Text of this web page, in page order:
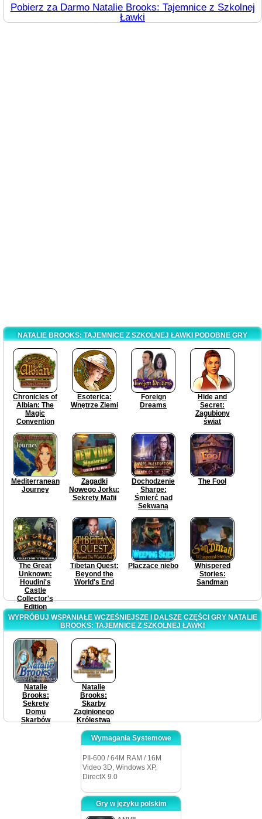
Pobierz za Darmo Natalie Brooks: Tajemnice z Szkolnej
Ławki
NATALIE BROOKS: TAJEMNICE Z SZKOLNEJ ŁAWKI PODOBNE GRY
Chronicles of
Albian: The
Magic
Convention
Esoterica:
Wnętrze Ziemi
Foreign
Dreams
Hide and
Secret:
Zagubiony
świat
Mediterranean
Journey
Zagadki
Nowego Jorku:
Sekrety Mafii
Dochodzenie
Sharpe:
Śmierć nad
Sekwaną
The Fool
The Great
Unknown:
Houdini's
Castle
Collector's
Edition
Tibetan Quest:
Beyond the
World's End
Płaczące niebo
Whispered
Stories:
Sandman
WYPRÓBUJ WSPANIAŁE WCZEŚNIEJSZE I DALSZE CZĘŚCI GRY NATALIE
BROOKS: TAJEMNICE Z SZKOLNEJ ŁAWKI
Natalie
Brooks:
Sekrety
Domu
Skarbów
Natalie
Brooks:
Skarby
Zaginionego
Królestwa
Wymagania Systemowe
PII-600 / 64M RAM / 16M
Video 3D, Windows XP,
DirectX 9.0
Gry w języku polskim